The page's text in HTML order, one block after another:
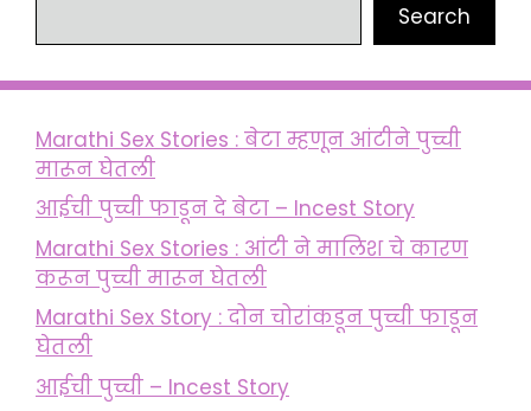
Search
Marathi Sex Stories : बेटा म्हणून आंटीने पुच्ची
मारून घेतली
आईची पुच्ची फाडून दे बेटा – Incest Story
Marathi Sex Stories : आंटी ने मालिश चे कारण
करून पुच्ची मारून घेतली
Marathi Sex Story : दोन चोरांकडून पुच्ची फाडून
घेतली
आईची पुच्ची – Incest Story